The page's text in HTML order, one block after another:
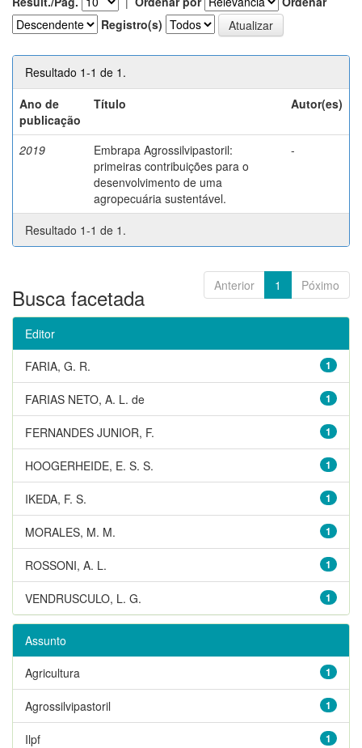
Registro(s)
Resultado 1-1 de 1.
Ano de
publicação
Título Autor(es)
2019
Embrapa Agrossilvipastoril:
primeiras contribuições para o
desenvolvimento de uma
agropecuária sustentável.
-
Resultado 1-1 de 1.
Anterior 1 Póximo
Busca facetada
Editor
1
FARIA, G. R.
1
FARIAS NETO, A. L. de
1
FERNANDES JUNIOR, F.
1
HOOGERHEIDE, E. S. S.
1
IKEDA, F. S.
1
MORALES, M. M.
1
ROSSONI, A. L.
1
VENDRUSCULO, L. G.
Assunto
1
Agricultura
1
Agrossilvipastoril
1
Ilpf